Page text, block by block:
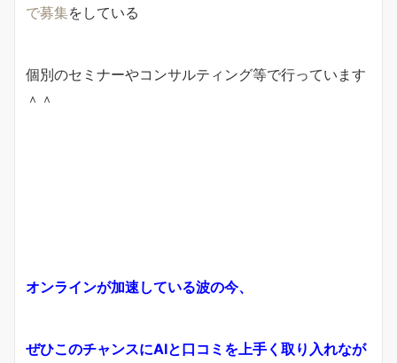
で募集をしている
個別のセミナーやコンサルティング等で行っています
＾＾
オンラインが加速している波の今、
ぜひこのチャンスにAIと口コミを上手く取り入れなが